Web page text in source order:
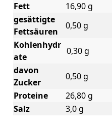
Fett
16,90 g
gesättigte
Fettsäuren
0,50 g
Kohlenhydr
ate
0,30 g
davon
Zucker
0,50 g
Proteine
26,80 g
Salz
3,0 g